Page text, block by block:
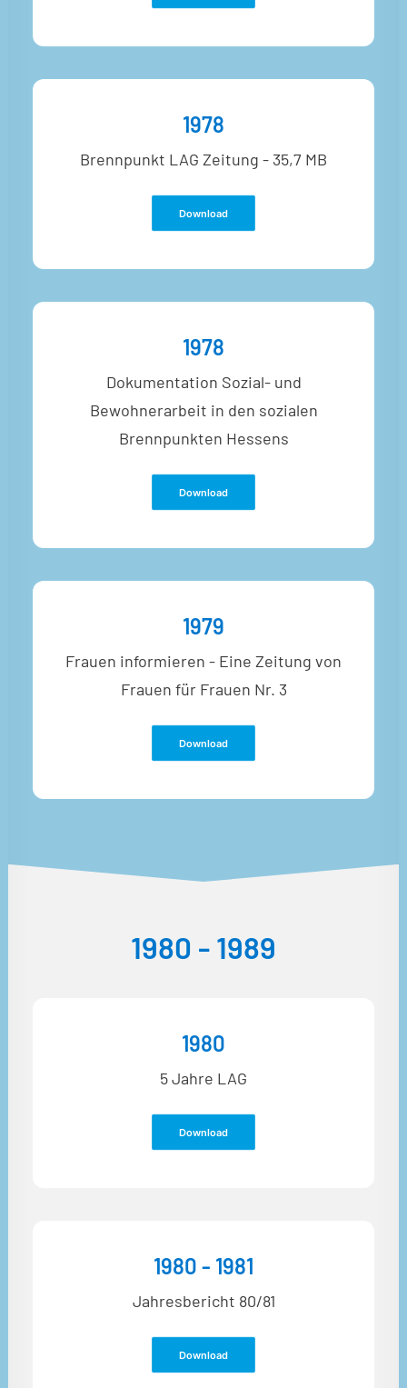
1978
Brennpunkt LAG Zeitung - 35,7 MB
Download
1978
Dokumentation Sozial- und
Bewohnerarbeit in den sozialen
Brennpunkten Hessens
Download
1979
Frauen informieren - Eine Zeitung von
Frauen für Frauen Nr. 3
Download
1980 - 1989
1980
5 Jahre LAG
Download
1980 - 1981
Jahresbericht 80/81
Download